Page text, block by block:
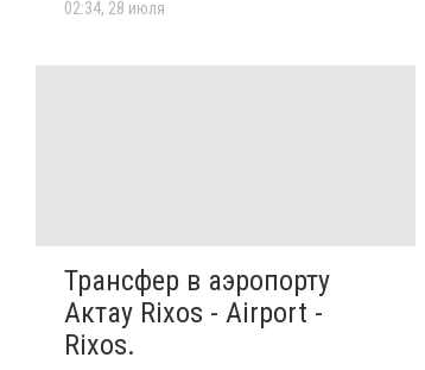
02:34, 28 июля
Трансфер в аэропорту
Актау Rixos - Airport -
Rixos.